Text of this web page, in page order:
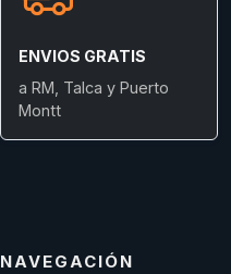
ENVIOS GRATIS
a RM, Talca y Puerto
Montt
NAVEGACIÓN